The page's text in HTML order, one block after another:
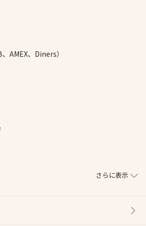
AMEX、Diners）
さらに表示